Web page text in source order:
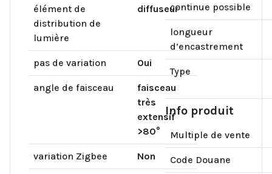
élément de
distribution de
lumière
diffuseur
pas de variation Oui
angle de faisceau
faisceau
très
extensif
>80°
variation Zigbee Non
continue possible
longueur
d’encastrement
Type
Info produit
Multiple de vente
Code Douane